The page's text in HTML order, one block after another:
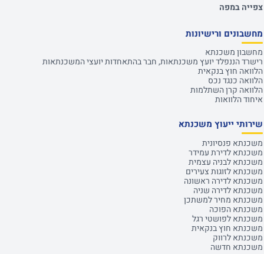
צפייה במפה
מחשבונים ורישיונות
מחשבון משכנתא
רישרד הננפלד יועץ משכנתאות, חבר בהתאחדות יועצי המשכנתאות
הלוואה חוץ בנקאית
הלוואה כנגד נכס
הלוואה קרן השתלמות
איחוד הלוואות
שירותי ייעוץ משכנתא
משכנתא פנסיונית
משכנתא לדירת עמידר
משכנתא לבניה עצמית
משכנתא לזוגות צעירים
משכנתא לדירה ראשונה
משכנתא לדירה שניה
משכנתא מחיר למשתכן
משכנתא הפוכה
משכנתא לפושטי רגל
משכנתא חוץ בנקאית
משכנתא לרווק
משכנתא חדשה